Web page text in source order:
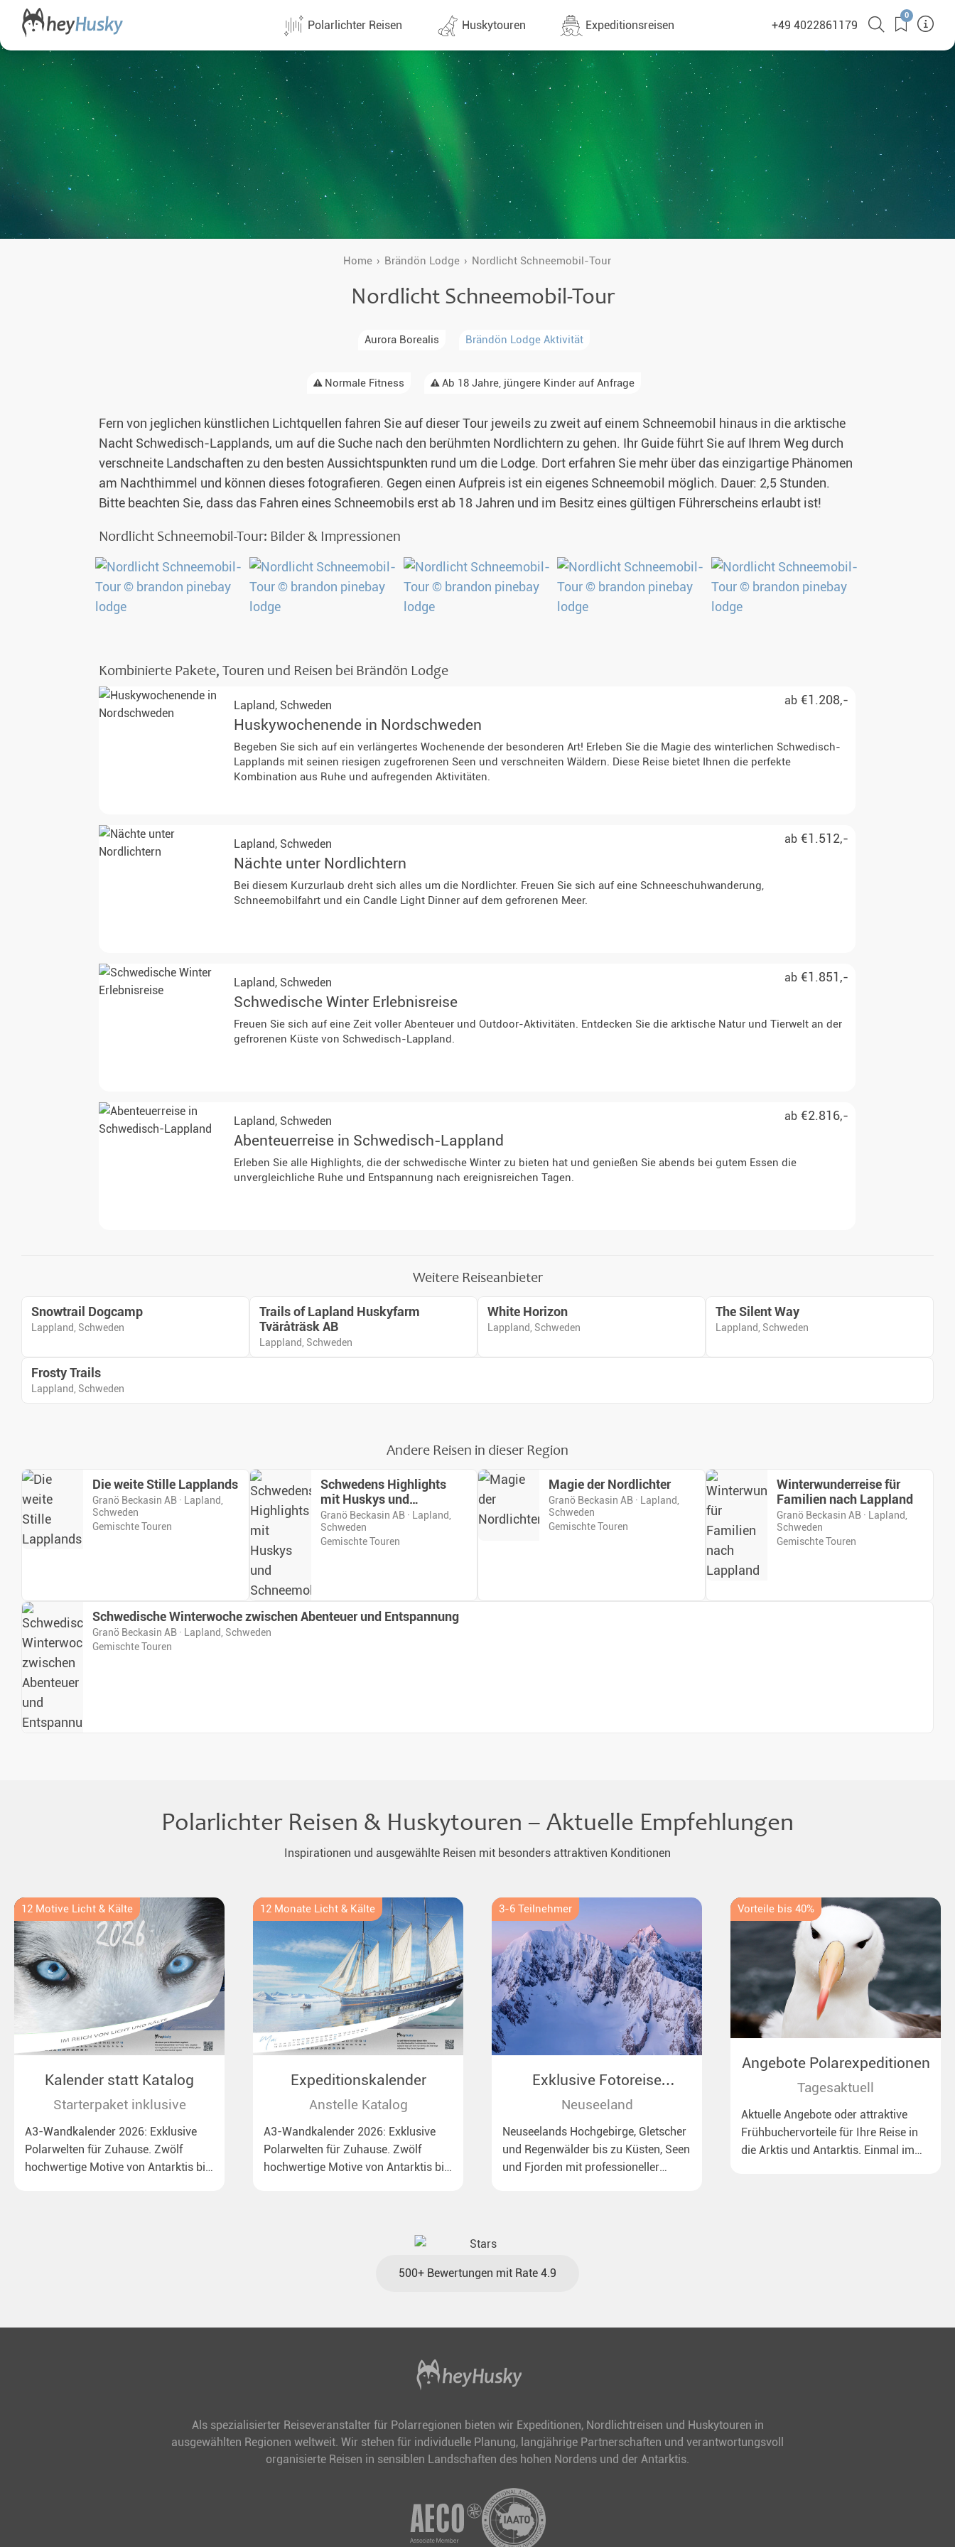
Polarlichter Reisen
Alle Termine (1437)
Direktflüge
Norwegen
Finnland
Winterurlaub 2026-2027
Weihnachten 2026
Huskytouren
Alle Termine (630)
Direktflüge
Günstige 1 Stoppflüge
Lappland & Skandinavien
Finnland
Schweden
Norwegen
Huskytouren mit Kindern
Wildnistouren von Hütte zu Hütte
Husky Wochenende
Gruppenreisen mit Hundeschlitten
Kleidungsempfehlung
Teambuilding & Incentives
Expeditionsreisen
Alle Expeditionen (380)
Expeditionensreisen
Antarktis Reisen
Arktis Reisen
Planung & Infos
+49 4022861179
0
Home Brändön Lodge Nordlicht Schneemobil-Tour
Nordlicht Schneemobil-Tour
Aurora Borealis Brändön Lodge Aktivität
Normale Fitness Ab 18 Jahre, jüngere Kinder auf Anfrage
Fern von jeglichen künstlichen Lichtquellen fahren Sie auf dieser Tour jeweils zu zweit auf einem Schneemobil hinaus in die arktische
Nacht Schwedisch-Lapplands, um auf die Suche nach den berühmten Nordlichtern zu gehen. Ihr Guide führt Sie auf Ihrem Weg durch
verschneite Landschaften zu den besten Aussichtspunkten rund um die Lodge. Dort erfahren Sie mehr über das einzigartige Phänomen
am Nachthimmel und können dieses fotografieren. Gegen einen Aufpreis ist ein eigenes Schneemobil möglich. Dauer: 2,5 Stunden.
Bitte beachten Sie, dass das Fahren eines Schneemobils erst ab 18 Jahren und im Besitz eines gültigen Führerscheins erlaubt ist!
Nordlicht Schneemobil-Tour: Bilder & Impressionen
Kombinierte Pakete, Touren und Reisen bei Brändön Lodge
ab €1.208,-
Lapland, Schweden
Huskywochenende in Nordschweden
Begeben Sie sich auf ein verlängertes Wochenende der besonderen Art! Erleben Sie die Magie des winterlichen Schwedisch-
Lapplands mit seinen riesigen zugefrorenen Seen und verschneiten Wäldern. Diese Reise bietet Ihnen die perfekte
Kombination aus Ruhe und aufregenden Aktivitäten.
ab €1.512,-
Lapland, Schweden
Nächte unter Nordlichtern
Bei diesem Kurzurlaub dreht sich alles um die Nordlichter. Freuen Sie sich auf eine Schneeschuhwanderung,
Schneemobilfahrt und ein Candle Light Dinner auf dem gefrorenen Meer.
ab €1.851,-
Lapland, Schweden
Schwedische Winter Erlebnisreise
Freuen Sie sich auf eine Zeit voller Abenteuer und Outdoor-Aktivitäten. Entdecken Sie die arktische Natur und Tierwelt an der
gefrorenen Küste von Schwedisch-Lappland.
ab €2.816,-
Lapland, Schweden
Abenteuerreise in Schwedisch-Lappland
Erleben Sie alle Highlights, die der schwedische Winter zu bieten hat und genießen Sie abends bei gutem Essen die
unvergleichliche Ruhe und Entspannung nach ereignisreichen Tagen.
Weitere Reiseanbieter
Snowtrail Dogcamp
Lappland, Schweden
Trails of Lapland Huskyfarm
Tväråträsk AB
Lappland, Schweden
White Horizon
Lappland, Schweden
The Silent Way
Lappland, Schweden
Frosty Trails
Lappland, Schweden
Andere Reisen in dieser Region
Die weite Stille Lapplands
Granö Beckasin AB · Lapland,
Schweden
Gemischte Touren
Schwedens Highlights
mit Huskys und
Schneemobilen
Granö Beckasin AB · Lapland,
Schweden
Gemischte Touren
Magie der Nordlichter
Granö Beckasin AB · Lapland,
Schweden
Gemischte Touren
Winterwunderreise für
Familien nach Lappland
Granö Beckasin AB · Lapland,
Schweden
Gemischte Touren
Schwedische Winterwoche zwischen Abenteuer und Entspannung
Granö Beckasin AB · Lapland, Schweden
Gemischte Touren
Polarlichter Reisen & Huskytouren – Aktuelle Empfehlungen
Inspirationen und ausgewählte Reisen mit besonders attraktiven Konditionen
12 Motive Licht & Kälte
Kalender statt Katalog
Starterpaket inklusive
A3-Wandkalender 2026: Exklusive
Polarwelten für Zuhause. Zwölf
hochwertige Motive von Antarktis bis
12 Monate Licht & Kälte
Expeditionskalender
Anstelle Katalog
A3-Wandkalender 2026: Exklusive
Polarwelten für Zuhause. Zwölf
hochwertige Motive von Antarktis bis
Grönland. Ideal für alle Polar- und
3-6 Teilnehmer
Exklusive Fotoreise
Neuseeland
Neuseeland
Neuseelands Hochgebirge, Gletscher
und Regenwälder bis zu Küsten, Seen
und Fjorden mit professioneller
Vorteile bis 40%
Angebote Polarexpeditionen
Tagesaktuell
Aktuelle Angebote oder attraktive
Frühbuchervorteile für Ihre Reise in
die Arktis und Antarktis. Einmal im
500+ Bewertungen mit Rate 4.9
Als spezialisierter Reiseveranstalter für Polarregionen bieten wir Expeditionen, Nordlichtreisen und Huskytouren in
ausgewählten Regionen weltweit. Wir stehen für individuelle Planung, langjährige Partnerschaften und verantwortungsvoll
organisierte Reisen in sensiblen Landschaften des hohen Nordens und der Antarktis.